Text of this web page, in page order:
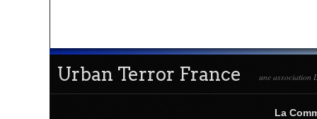
Urban Terror France une association
La